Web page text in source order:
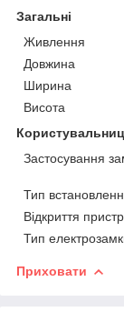
Загальні
Живлення
Довжина
Ширина
Висота
Застосування
Тип
Відкриття
Тип
Приховати